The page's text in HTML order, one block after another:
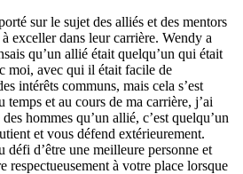
sur le sujet des alliés et des mentors
exceller dans leur carrière. Wendy a
qu’un allié était quelqu’un qui était
moi, avec qui il était facile de
intérêts communs, mais cela s’est
et au cours de ma carrière, j’ai
hommes qu’un allié, c’est quelqu’un
et vous défend extérieurement.
défi d’être une meilleure personne et
respectueusement à votre place lorsque